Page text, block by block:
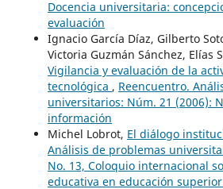
Docencia universitaria:
evaluación
Ignacio García Díaz, Gilberto
Victoria Guzmán Sánchez, Elías
Vigilancia y evaluación de la
tecnológica , Reencuentro.
universitarios: Núm. 21 (2006):
información
Michel Lobrot, El diálogo
Análisis de problemas
No. 13, Coloquio internacional
educativa en educación